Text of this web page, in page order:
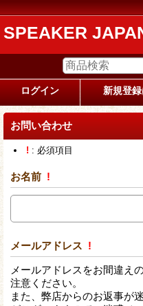
SPEAKER
ログイン 新規登
お問い合わせ
! : 必須項目
お名前 !
メールアドレス !
メールアドレスをお間違え
注意ください。
また、弊店からのお返事が